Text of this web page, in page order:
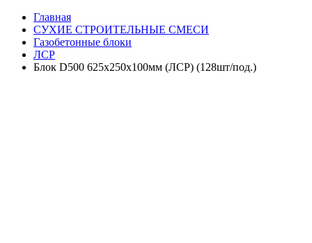
Главная
СУХИЕ СТРОИТЕЛЬНЫЕ СМЕСИ
Газобетонные блоки
ЛСР
Блок D500 625x250x100мм (ЛСР) (128шт/под.)